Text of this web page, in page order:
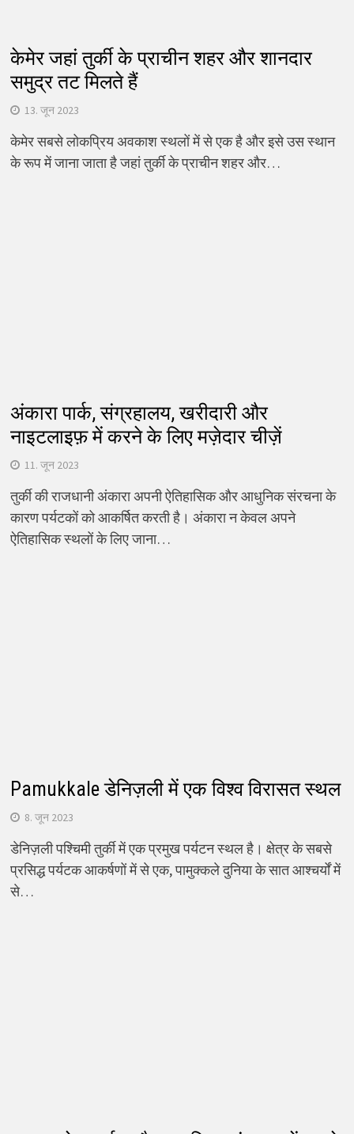
केमेर जहां तुर्की के प्राचीन शहर और शानदार
समुद्र तट मिलते हैं
13. जून 2023
केमेर सबसे लोकप्रिय अवकाश स्थलों में से एक है और इसे उस स्थान
के रूप में जाना जाता है जहां तुर्की के प्राचीन शहर और…
अंकारा पार्क, संग्रहालय, खरीदारी और
नाइटलाइफ़ में करने के लिए मज़ेदार चीज़ें
11. जून 2023
तुर्की की राजधानी अंकारा अपनी ऐतिहासिक और आधुनिक संरचना के
कारण पर्यटकों को आकर्षित करती है। अंकारा न केवल अपने
ऐतिहासिक स्थलों के लिए जाना…
Pamukkale डेनिज़ली में एक विश्व विरासत स्थल
8. जून 2023
डेनिज़ली पश्चिमी तुर्की में एक प्रमुख पर्यटन स्थल है। क्षेत्र के सबसे
प्रसिद्ध पर्यटक आकर्षणों में से एक, पामुक्कले दुनिया के सात आश्चर्यों में
से…